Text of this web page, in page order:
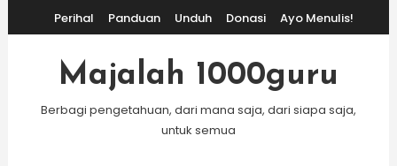
To
Content
Perihal Panduan Unduh Donasi Ayo Menulis!
Majalah 1000guru
Berbagi pengetahuan, dari mana saja, dari siapa saja,
untuk semua